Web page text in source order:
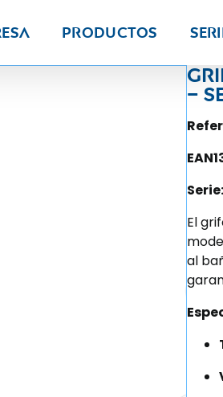
Productos
–
Serie:
El
al